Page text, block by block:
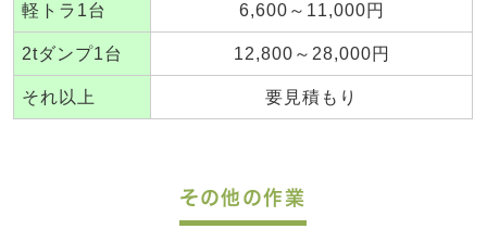
軽トラ1台 6,600～11,000円
2tダンプ1台 12,800～28,000円
それ以上 要見積もり
その他の作業